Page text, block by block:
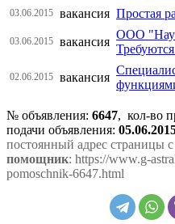
03.06.2015 вакансия Простая
03.06.2015 вакансия
ООО
02.06.2015 вакансия
№ объявления: 6647, кол-во
подачи объявления:
постоянный адрес страницы
помощник: https://www.g-
pomoschnik-6647.html